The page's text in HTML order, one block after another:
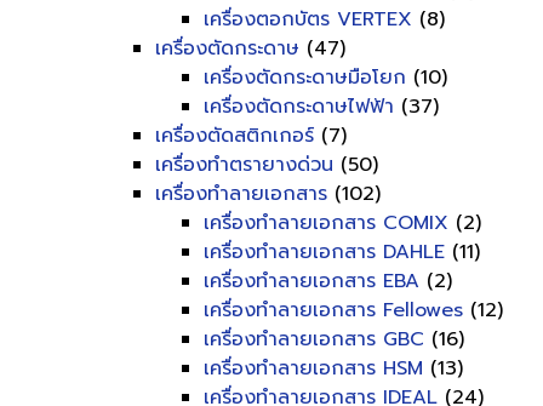
เครื่องตอกบัตร VERTEX (8)
เครื่องตัดกระดาษ (47)
เครื่องตัดกระดาษมือโยก (10)
เครื่องตัดกระดาษไฟฟ้า (37)
เครื่องตัดสติกเกอร์ (7)
เครื่องทำตรายางด่วน (50)
เครื่องทำลายเอกสาร (102)
เครื่องทำลายเอกสาร COMIX (2)
เครื่องทำลายเอกสาร DAHLE (11)
เครื่องทำลายเอกสาร EBA (2)
เครื่องทำลายเอกสาร Fellowes (12)
เครื่องทำลายเอกสาร GBC (16)
เครื่องทำลายเอกสาร HSM (13)
เครื่องทำลายเอกสาร IDEAL (24)